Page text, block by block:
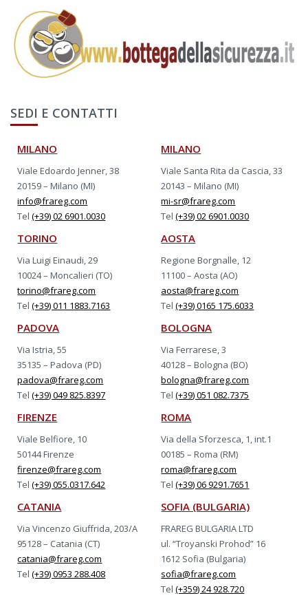
SEDI E CONTATTI
MILANO
Viale Edoardo Jenner, 38
20159 – Milano (MI)
info@frareg.com
Tel(+39) 02 6901.0030
MILANO
Viale Santa Rita da Cascia, 33
20143 – Milano (MI)
mi-sr@frareg.com
Tel(+39) 02 6901.0030
TORINO
Via Luigi Einaudi, 29
10024 – Moncalieri (TO)
torino@frareg.com
Tel(+39) 011 1883.7163
AOSTA
Regione Borgnalle, 12
11100 – Aosta (AO)
aosta@frareg.com
Tel(+39) 0165 175.6033
PADOVA
Via Istria, 55
35135 – Padova (PD)
padova@frareg.com
Tel(+39) 049 825.8397
BOLOGNA
Via Ferrarese, 3
40128 – Bologna (BO)
bologna@frareg.com
Tel(+39) 051 082.7375
FIRENZE
Viale Belfiore, 10
50144 Firenze
firenze@frareg.com
Tel(+39) 055.0317.642
ROMA
Via della Sforzesca, 1, int.1
00185 – Roma (RM)
roma@frareg.com
Tel(+39) 06 9291.7651
CATANIA
Via Vincenzo Giuffrida, 203/A
95128 – Catania (CT)
catania@frareg.com
Tel(+39) 0953 288.408
SOFIA (BULGARIA)
FRAREG BULGARIA LTD
ul. “Troyanski Prohod” 16
1612 Sofia (Bulgaria)
sofia@frareg.com
Tel(+359) 24 928.720